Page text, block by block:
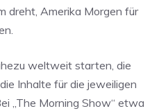
dreht, Amerika Morgen für
weltweit starten, die
Inhalte für die jeweiligen
„The Morning Show“ etwa